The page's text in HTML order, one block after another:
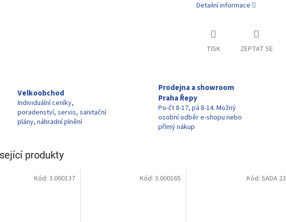
Detailní informace
TISK ZEPTAT SE
Velkoobchod
Individuální ceníky,
poradenství, servis, sanitační
plány, náhradní plnění
Prodejna a showroom
Praha Řepy
Po-čt 8-17, pá 8-14. Možný
osobní odběr e-shopu nebo
přímý nákup
produkty
Kód: 3.000137 Kód: 3.000165 Kód:SADA 23